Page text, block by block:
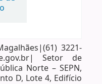
3221-
Setor de
Norte – SEPN,
D, Lote 4, Edifício